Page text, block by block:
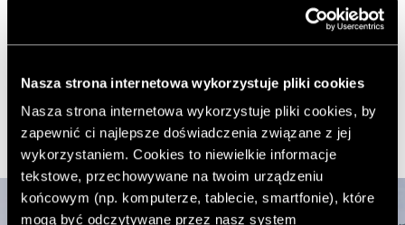
Nasza strona internetowa wykorzystuje pliki cookies
Nasza strona internetowa wykorzystuje pliki cookies, by
zapewnić ci najlepsze doświadczenia związane z jej
wykorzystaniem. Cookies to niewielkie informacje
tekstowe, przechowywane na twoim urządzeniu
końcowym (np. komputerze, tablecie, smartfonie), które
mogą być odczytywane przez nasz system
Dodaj do ulubionych artykułów